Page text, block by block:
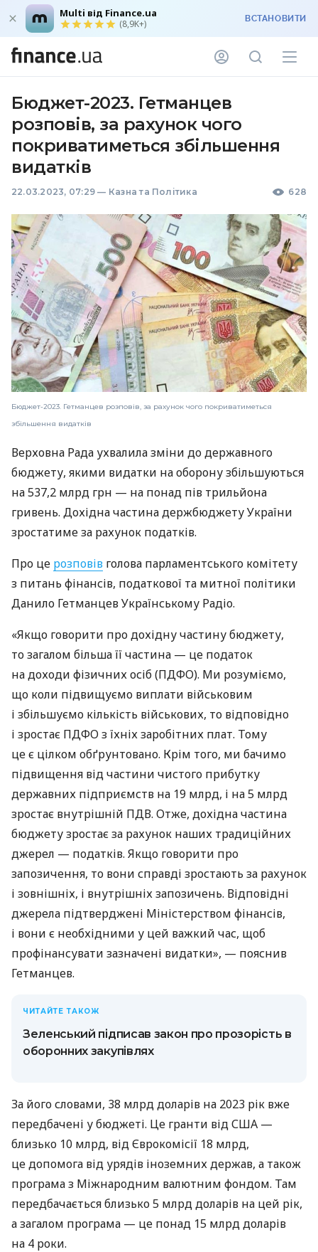
Multi від Finance.ua
(8,9K+) ВСТАНОВИТИ
Бюджет-2023. Гетманцев
розповів, за рахунок чого
покриватиметься збільшення
видатків
22.03.2023, 07:29 — Казна та Політика 628
Бюджет-2023. Гетманцев розповів, за рахунок чого покриватиметься
збільшення видатків
Верховна Рада ухвалила зміни до державного
бюджету, якими видатки на оборону збільшуються
на 537,2 млрд грн — на понад пів трильйона
гривень. Дохідна частина держбюджету України
зростатиме за рахунок податків.
Про це розповів голова парламентського комітету
з питань фінансів, податкової та митної політики
Данило Гетманцев Українському Радіо.
«Якщо говорити про дохідну частину бюджету,
то загалом більша її частина — це податок
на доходи фізичних осіб (ПДФО). Ми розуміємо,
що коли підвищуємо виплати військовим
і збільшуємо кількість військових, то відповідно
і зростає ПДФО з їхніх заробітних плат. Тому
це є цілком обґрунтовано. Крім того, ми бачимо
підвищення від частини чистого прибутку
державних підприємств на 19 млрд, і на 5 млрд
зростає внутрішній ПДВ. Отже, дохідна частина
бюджету зростає за рахунок наших традиційних
джерел — податків. Якщо говорити про
запозичення, то вони справді зростають за рахунок
і зовнішніх, і внутрішніх запозичень. Відповідні
джерела підтверджені Міністерством фінансів,
і вони є необхідними у цей важкий час, щоб
профінансувати зазначені видатки», — пояснив
Гетманцев.
ЧИТАЙТЕ ТАКОЖ
Зеленський підписав закон про прозорість в
оборонних закупівлях
За його словами, 38 млрд доларів на 2023 рік вже
передбачені у бюджеті. Це гранти від США —
близько 10 млрд, від Єврокомісії 18 млрд,
це допомога від урядів іноземних держав, а також
програма з Міжнародним валютним фондом. Там
передбачається близько 5 млрд доларів на цей рік,
а загалом програма — це понад 15 млрд доларів
на 4 роки.